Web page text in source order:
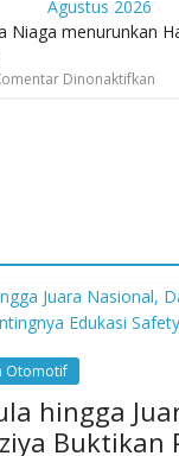
Niaga menurunkan
Dinonaktifkan
Otomotif
hingga
Buktikan